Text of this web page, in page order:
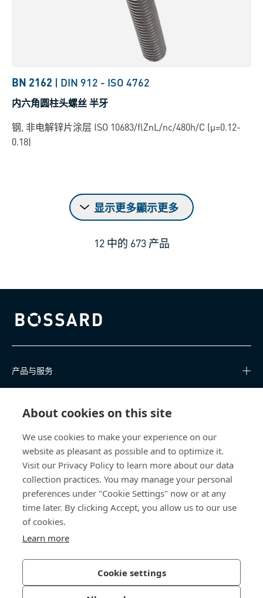
About cookies on this site
We use cookies to make your experience on our
website as pleasant as possible and to optimize it.
Visit our Privacy Policy to learn more about our data
collection practices. You may manage your personal
preferences under "Cookie Settings" now or at any
time later. By clicking Accept, you allow us to our use
of cookies.
Learn more
Cookie settings
BN 2162 | DIN 912 - ISO 4762
内六角圆柱头螺丝 半牙
钢, 非电解锌片涂层 ISO 10683/flZnL/nc/480h/C (µ=0.12-
0.18)
显示更多顯示更多
12 中的 673 产品
Bossard homepage
产品与服务
关于我们
联系我们
china@bossard.com